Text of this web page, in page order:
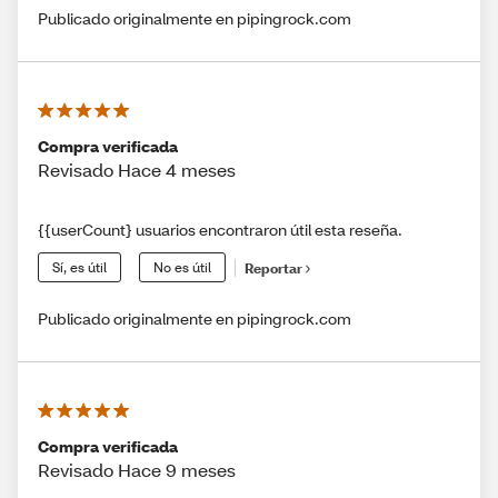
Publicado originalmente en pipingrock.com
Compra verificada
Revisado Hace 4 meses
{{userCount} usuarios encontraron útil esta reseña.
Sí, es útil No es útil Reportar
Publicado originalmente en pipingrock.com
Compra verificada
Revisado Hace 9 meses